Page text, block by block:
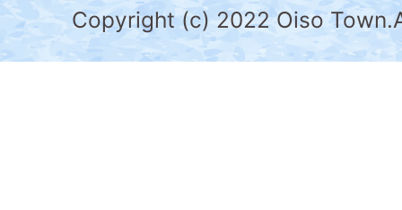
県
の
Copyright (c) 2022 Oiso